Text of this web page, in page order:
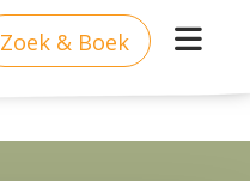
Zoek & Boek